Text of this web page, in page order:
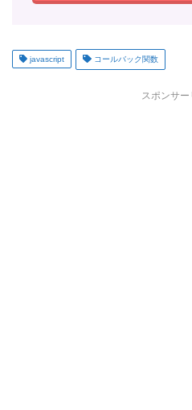
javascript コールバック関数
スポンサー